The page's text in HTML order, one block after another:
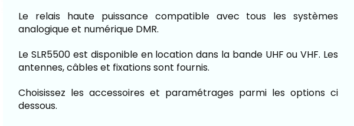
(FAQ)
Le relais haute puissance compatible avec tous les systèmes
analogique et numérique DMR.
Le SLR5500 est disponible en location dans la bande UHF ou VHF. Les
antennes, câbles et fixations sont fournis.
Choisissez les accessoires et paramétrages parmi les options ci
dessous.